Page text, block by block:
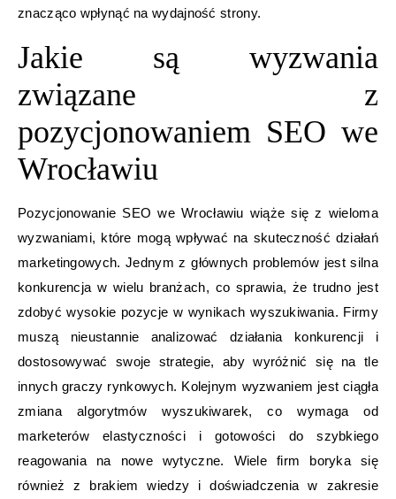
znacząco wpłynąć na wydajność strony.
Jakie są wyzwania
związane z
pozycjonowaniem SEO we
Wrocławiu
Pozycjonowanie SEO we Wrocławiu wiąże się z wieloma
wyzwaniami, które mogą wpływać na skuteczność działań
marketingowych. Jednym z głównych problemów jest silna
konkurencja w wielu branżach, co sprawia, że trudno jest
zdobyć wysokie pozycje w wynikach wyszukiwania. Firmy
muszą nieustannie analizować działania konkurencji i
dostosowywać swoje strategie, aby wyróżnić się na tle
innych graczy rynkowych. Kolejnym wyzwaniem jest ciągła
zmiana algorytmów wyszukiwarek, co wymaga od
marketerów elastyczności i gotowości do szybkiego
reagowania na nowe wytyczne. Wiele firm boryka się
również z brakiem wiedzy i doświadczenia w zakresie